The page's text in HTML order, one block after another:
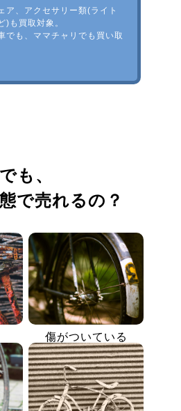
ア、アクセサリー類(ライト
)も買取対象。
でも、ママチャリでも買い取
でも、
で売れるの？
傷がついている